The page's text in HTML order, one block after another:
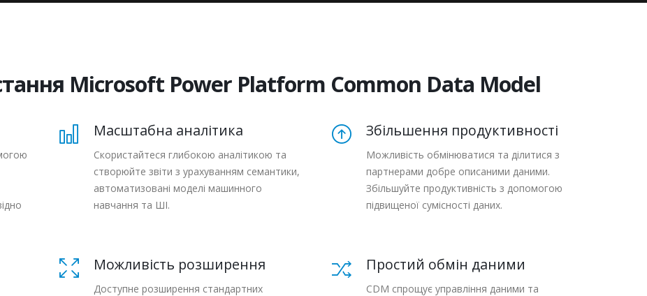
Microsoft Power Platform Common Data Model
Масштабна аналітика
Скористайтеся глибокою аналітикою та
створюйте звіти з урахуванням семантики,
автоматизовані моделі машинного
навчання та ШІ.
Збільшення продуктивності
Можливість обмінюватися та ділитися з
партнерами добре описаними даними.
Збільшуйте продуктивність з допомогою
підвищеної сумісності даних.
Можливість розширення
Доступне розширення стандартних
Простий обмін даними
CDM спрощує управління даними та